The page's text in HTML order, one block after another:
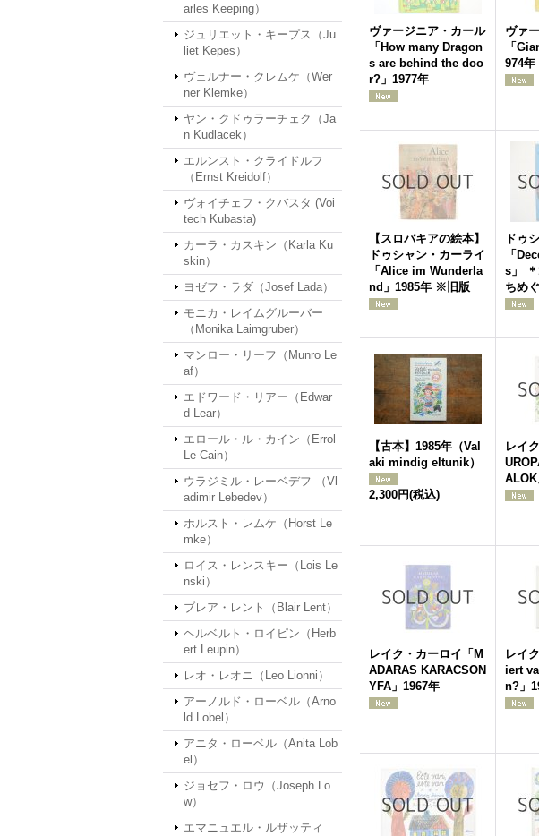
arles Keeping）
ジュリエット・キープス（Ju
liet Kepes）
ヴェルナー・クレムケ（Wer
ner Klemke）
ヤン・クドゥラーチェク（Ja
n Kudlacek）
エルンスト・クライドルフ
（Ernst Kreidolf）
ヴォイチェフ・クバスタ (Voi
tech Kubasta)
カーラ・カスキン（Karla Ku
skin）
ヨゼフ・ラダ（Josef Lada）
モニカ・レイムグルーバー
（Monika Laimgruber）
マンロー・リーフ（Munro Le
af）
エドワード・リアー（Edwar
d Lear）
エロール・ル・カイン（Errol
Le Cain）
ウラジミル・レーベデフ （Vl
adimir Lebedev）
ホルスト・レムケ（Horst Le
mke）
ロイス・レンスキー（Lois Le
nski）
ブレア・レント（Blair Lent）
ヘルベルト・ロイピン（Herb
ert Leupin）
レオ・レオニ（Leo Lionni）
アーノルド・ローベル（Arno
ld Lobel）
アニタ・ローベル（Anita Lob
el）
ジョセフ・ロウ（Joseph Lo
w）
エマニュエル・ルザッティ
ヴァージニア・カール
「How many Dragon
s are behind the doo
r?」1977年
ヴァ
「
974年
【スロバキアの絵本】
ドゥシャン・カーライ
「Alice im Wunderla
nd」1985年 ※旧版
ドゥ
「
s」
ちめ
【古本】1985年（Val
aki mindig eltunik）
2,300円(税込)
レイ
ALOK
レイク・カーロイ「M
ADARAS KARACSON
YFA」1967年
レイ
iert
n?」